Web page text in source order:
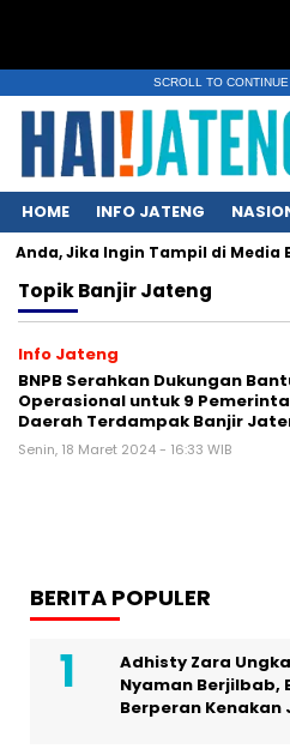
SCROLL TO
HOME INFO JATENG
Jika Ingin Tampil di Media
TopikBanjir Jateng
Info Jateng
BNPB Serahkan Dukungan
Operasional untuk 9
Daerah Terdampak Banjir
Senin, 18 Maret 2024 - 16:33 WIB
BERITA POPULER
Adhisty Zara
Nyaman Berjilbab,
Berperan Kenakan